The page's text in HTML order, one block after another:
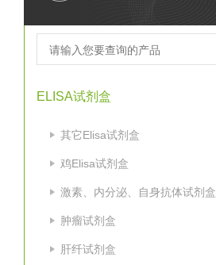
ELISA试剂盒
其它Elisa试剂盒
鸡Elisa试剂盒
激素、内分泌、自身抗体试剂盒
肿瘤试剂盒
肝纤试剂盒